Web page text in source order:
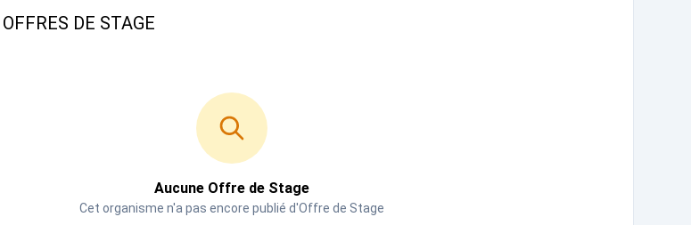
DE STAGE
Aucune Offre de Stage
Cet organisme n'a pas encore publié d'Offre de Stage